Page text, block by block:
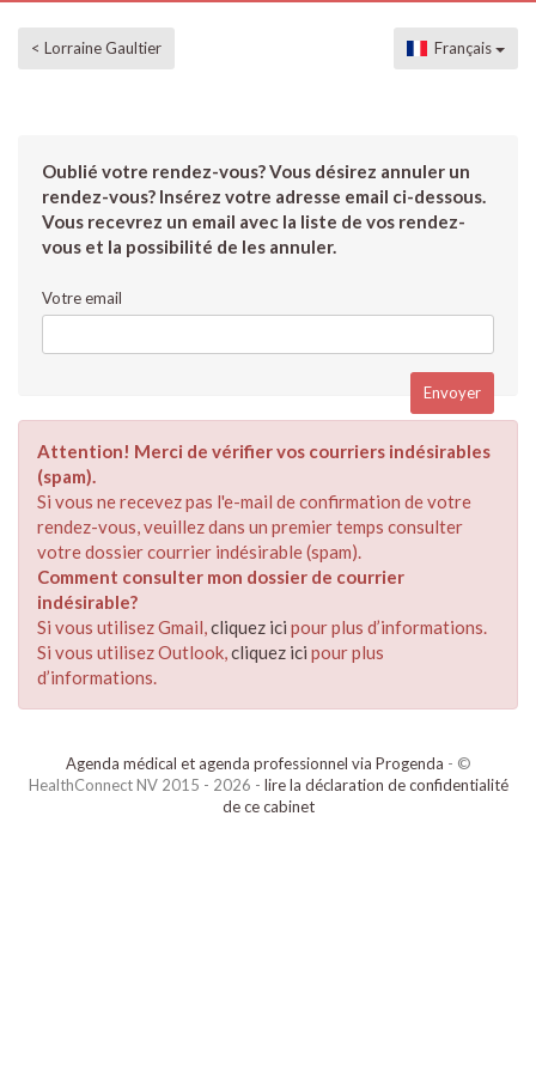
< Lorraine Gaultier Français
Oublié votre rendez-vous? Vous désirez annuler un
rendez-vous? Insérez votre adresse email ci-dessous.
Vous recevrez un email avec la liste de vos rendez-
vous et la possibilité de les annuler.
Votre email
Attention! Merci de vérifier vos courriers indésirables
(spam).
Si vous ne recevez pas l'e-mail de confirmation de votre
rendez-vous, veuillez dans un premier temps consulter
votre dossier courrier indésirable (spam).
Comment consulter mon dossier de courrier
indésirable?
Si vous utilisez Gmail,cliquez ici pour plus d’informations.
Si vous utilisez Outlook,cliquez ici pour plus
d’informations.
Agenda médical et agenda professionnel via Progenda - ©
HealthConnect NV 2015 - 2026 - lire la déclaration de confidentialité
de ce cabinet